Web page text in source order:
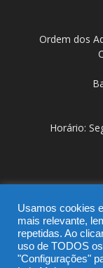
Ordem dos
Horário:
Usamos cookies
mais relevante,
repetidas. Ao
uso de TODOS
"Configurações"